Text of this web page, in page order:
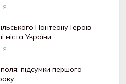
Пантеону Героїв
міста України
підсумки першого